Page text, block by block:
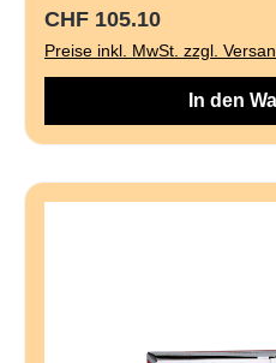
Regulärer Preis:
CHF 105.10
Preise inkl. MwSt. zzgl.
In den